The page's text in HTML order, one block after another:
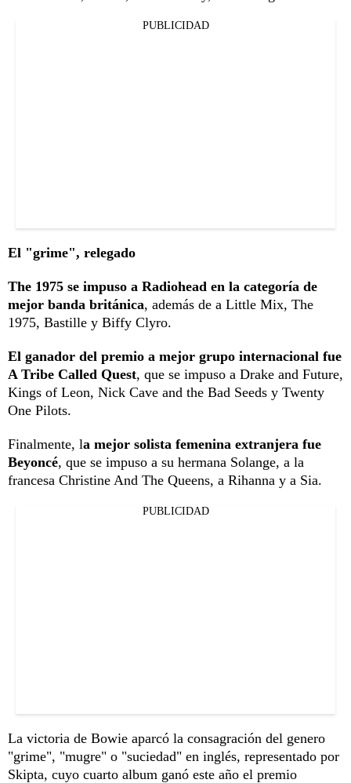
PUBLICIDAD
El "grime", relegado
The 1975 se impuso a Radiohead en la categoría de
mejor banda británica, además de a Little Mix, The
1975, Bastille y Biffy Clyro.
El ganador del premio a mejor grupo internacional fue
A Tribe Called Quest, que se impuso a Drake and Future,
Kings of Leon, Nick Cave and the Bad Seeds y Twenty
One Pilots.
Finalmente, la mejor solista femenina extranjera fue
Beyoncé, que se impuso a su hermana Solange, a la
francesa Christine And The Queens, a Rihanna y a Sia.
PUBLICIDAD
La victoria de Bowie aparcó la consagración del genero
"grime", "mugre" o "suciedad" en inglés, representado por
Skipta, cuyo cuarto album ganó este año el premio